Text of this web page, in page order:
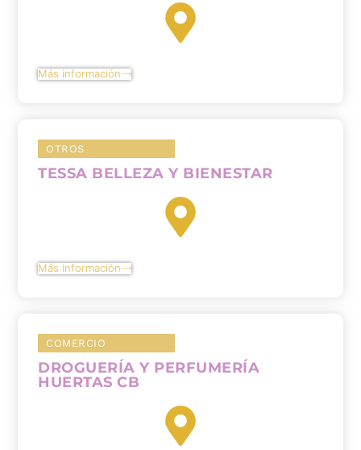
Más información
OTROS
TESSA BELLEZA Y BIENESTAR
Más información
COMERCIO
DROGUERÍA Y PERFUMERÍA
HUERTAS CB